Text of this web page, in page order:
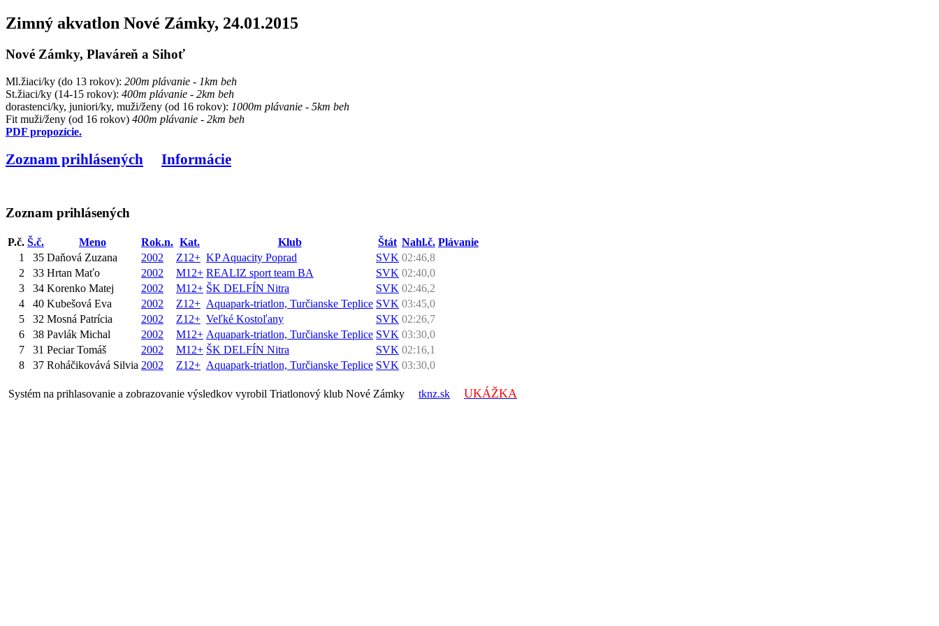
Zimný akvatlon Nové Zámky, 24.01.2015
Nové Zámky, Plaváreň a Sihoť
Ml.žiaci/ky (do 13 rokov): 200m plávanie - 1km beh
St.žiaci/ky (14-15 rokov): 400m plávanie - 2km beh
dorastenci/ky, juniori/ky, muži/ženy (od 16 rokov): 1000m plávanie - 5km beh
Fit muži/ženy (od 16 rokov) 400m plávanie - 2km beh
PDF propozície.
Zoznam prihlásených Informácie
Zoznam prihlásených
P.č. Š.č. Meno Rok.n. Kat. Klub Štát Nahl.č. Plávanie
1
35 Daňová Zuzana 2002 Z12+ KP Aquacity Poprad SVK 02:46,8
2
33 Hrtan Maťo 2002 M12+ REALIZ sport team BA SVK 02:40,0
3
34 Korenko Matej 2002 M12+ ŠK DELFÍN Nitra SVK 02:46,2
4
40 Kubešová Eva 2002 Z12+ Aquapark-triatlon, Turčianske Teplice SVK 03:45,0
5
32 Mosná Patrícia 2002 Z12+ Veľké Kostoľany SVK 02:26,7
6
38 Pavlák Michal 2002 M12+ Aquapark-triatlon, Turčianske Teplice SVK 03:30,0
7
31 Peciar Tomáš 2002 M12+ ŠK DELFÍN Nitra SVK 02:16,1
8
37 Roháčikovává Silvia 2002 Z12+ Aquapark-triatlon, Turčianske Teplice SVK 03:30,0
Systém na prihlasovanie a zobrazovanie výsledkov vyrobil Triatlonový klub Nové Zámky tknz.sk UKÁŽKA